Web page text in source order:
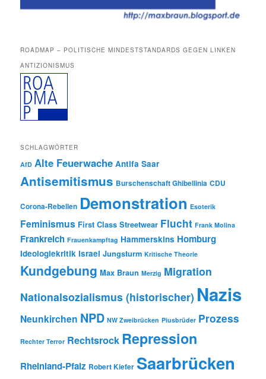
ROADMAP – POLITISCHE MINDESTSTANDARDS GEGEN LINKEN
ANTIZIONISMUS
SCHLAGWÖRTER
AfD Alte Feuerwache Antifa Saar
Antisemitismus Burschenschaft Ghibellinia CDU
Corona-Rebellen Demonstration Esoterik
Feminismus First Class Streetwear Flucht Frank Molina
Frankreich Frauenkampftag Hammerskins Homburg
Ideologiekritik Israel Jungsturm Kritische Theorie
Kundgebung Max Braun Merzig Migration
Nationalsozialismus (historischer) Nazis
Neunkirchen NPD NW Zweibrücken Piusbrüder Prozess
Rechter Terror Rechtsrock Repression
Rheinland-Pfalz Robert Kiefer Saarbrücken